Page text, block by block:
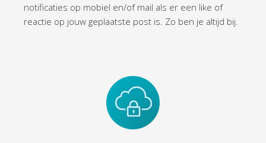
notificaties op mobiel en/of mail als er een like of
reactie op jouw geplaatste post is. Zo ben je altijd bij.